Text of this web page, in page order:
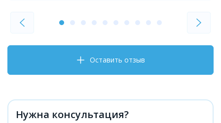
Оставить отзыв
Нужна консультация?